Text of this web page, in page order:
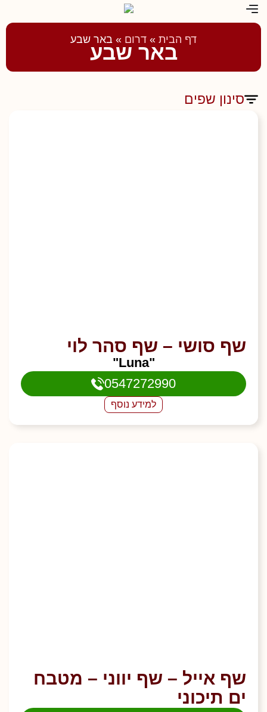
דף הבית » דרום » באר שבע
באר שבע
סינון שפים
שף סושי – שף סהר לוי
"Luna"
0547272990
למידע נוסף
שף אייל – שף יווני – מטבח
ים תיכוני